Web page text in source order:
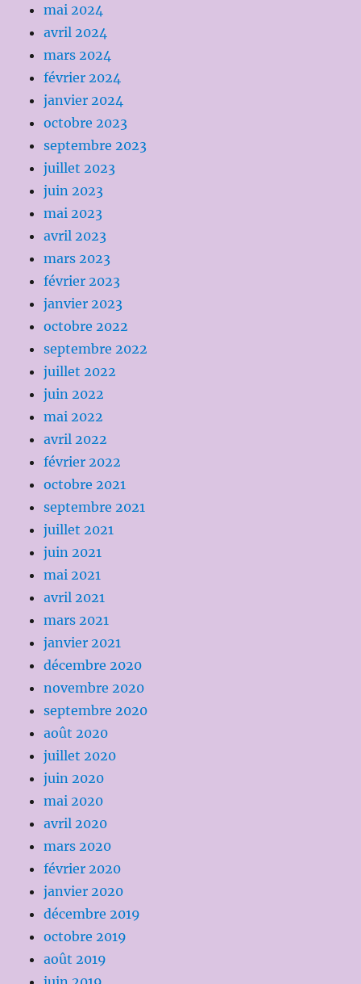
mai 2024
avril 2024
mars 2024
février 2024
janvier 2024
octobre 2023
septembre 2023
juillet 2023
juin 2023
mai 2023
avril 2023
mars 2023
février 2023
janvier 2023
octobre 2022
septembre 2022
juillet 2022
juin 2022
mai 2022
avril 2022
février 2022
octobre 2021
septembre 2021
juillet 2021
juin 2021
mai 2021
avril 2021
mars 2021
janvier 2021
décembre 2020
novembre 2020
septembre 2020
août 2020
juillet 2020
juin 2020
mai 2020
avril 2020
mars 2020
février 2020
janvier 2020
décembre 2019
octobre 2019
août 2019